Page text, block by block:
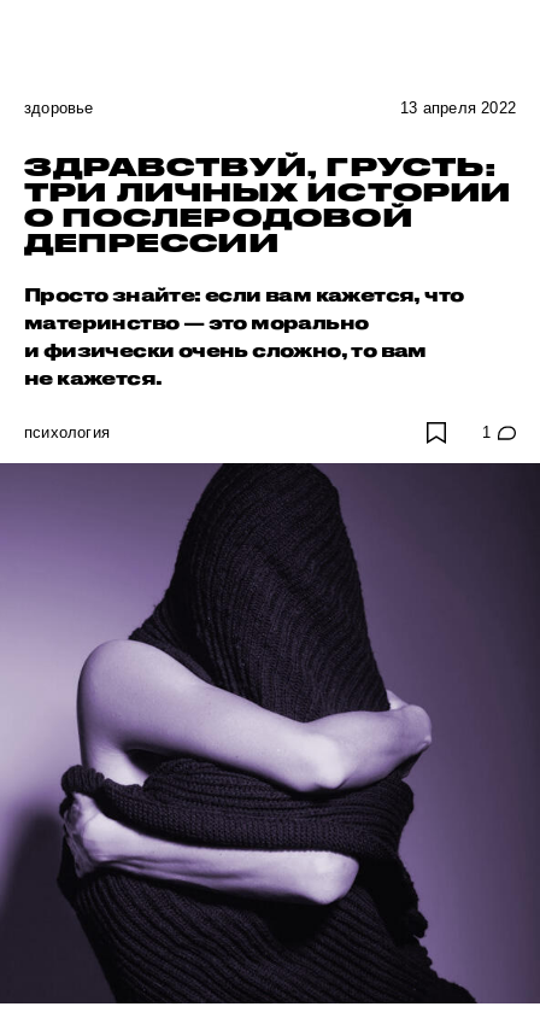
здоровье 13 апреля 2022
ЗДРАВСТВУЙ, ГРУСТЬ:
ТРИ ЛИЧНЫХ ИСТОРИИ
О ПОСЛЕРОДОВОЙ
ДЕПРЕССИИ
Просто знайте: если вам кажется, что
материнство — это морально
и физически очень сложно, то вам
не кажется.
психология 1